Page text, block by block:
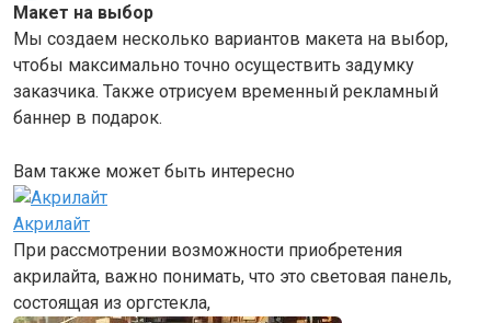
Макет на выбор
Мы создаем несколько вариантов макета на выбор,
чтобы максимально точно осуществить задумку
заказчика. Также отрисуем временный рекламный
баннер в подарок.
Вам также может быть интересно
Акрилайт
При рассмотрении возможности приобретения
акрилайта, важно понимать, что это световая панель,
состоящая из оргстекла,